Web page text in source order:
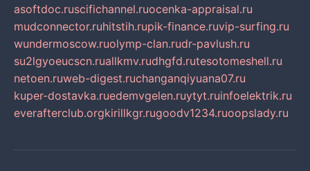
asoftdoc.ruscifichannel.ruocenka-appraisal.ru
mudconnector.ruhitstih.rupik-finance.ruvip-surfing.ru
wundermoscow.ruolymp-clan.rudr-pavlush.ru
su2lgyoeucscn.ruallkmv.rudhgfd.rutesotomeshell.ru
netoen.ruweb-digest.ruchanganqiyuana07.ru
kuper-dostavka.ruedemvgelen.ruytyt.ruinfoelektrik.ru
everafterclub.orgkirillkgr.rugoodv1234.ruoopslady.ru